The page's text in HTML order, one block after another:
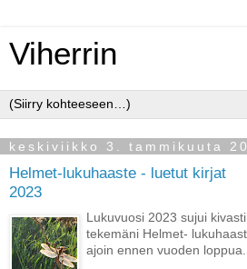
Viherrin
keskiviikko 3. tammikuuta
Helmet-lukuhaaste - luetut kirjat
2023
Lukuvuosi 2023 sujui
tekemäni Helmet-
ajoin ennen vuoden